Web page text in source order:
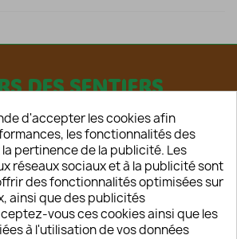
DES SENTIERS
CONTACT
d'accepter les cookies afin
les fonctionnalités des
pertinence de la publicité. Les
réseaux sociaux et à la publicité sont
des fonctionnalités optimisées sur
ainsi que des publicités
vous ces cookies ainsi que les
à l'utilisation de vos données